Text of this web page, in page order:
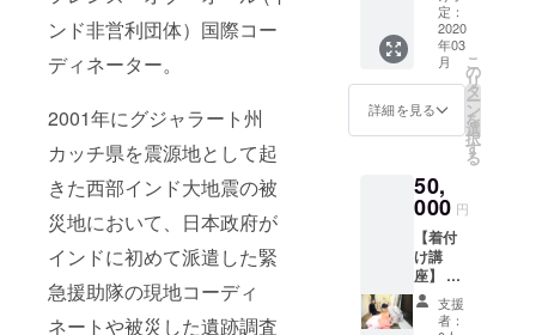
ンド非営利団体）国際コー
ディネーター。
2001年にグジャラート州
カッチ県を震源地として起
きた西部インド大地震の被
災地において、日本政府が
インドに初めて派遣した緊
急援助隊の現地コーディ
ネートや被災した遺跡調査
時間 着
流し、
貝の口
と片ば
さみ 練
習用着
参加可
能 講座
終了
後、継
続的に
無料で
着物相
談受け
ル）
30,000
円 正絹
訪問着
（着物
一式、
草履、
着付け
式、ク
リーニ
ング
代） ※
ご希望
の方は
着付け
サービ
定：
2020
年03
月
詳細を見る
こ
の
リ
タ
ー
ン
を
選
択
す
る
50,
000 円
【着付
け講
座】 ②
女性
フォー
支援
者：